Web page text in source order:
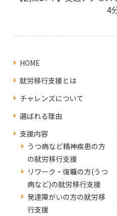
4
HOME
就労移行支援とは
チャレンズについて
選ばれる理由
支援内容
うつ病など精神疾患の方
の就労移行支援
リワーク・復職の方(うつ
病など)の就労移行支援
発達障がいの方の就労移
行支援